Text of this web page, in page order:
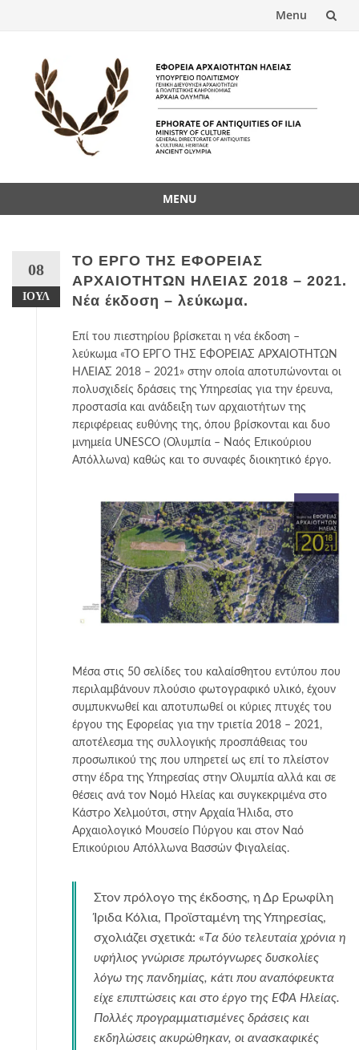
Menu
content
MENU
08
ΙΟΎΛ
ΤΟ ΕΡΓΟ ΤΗΣ ΕΦΟΡΕΙΑΣ
ΑΡΧΑΙΟΤΗΤΩΝ ΗΛΕΙΑΣ 2018 – 2021.
Νέα έκδοση – λεύκωμα.
Επί του πιεστηρίου βρίσκεται η νέα έκδοση –
λεύκωμα «ΤΟ ΕΡΓΟ ΤΗΣ ΕΦΟΡΕΙΑΣ ΑΡΧΑΙΟΤΗΤΩΝ
ΗΛΕΙΑΣ 2018 – 2021» στην οποία αποτυπώνονται οι
πολυσχιδείς δράσεις της Υπηρεσίας για την έρευνα,
προστασία και ανάδειξη των αρχαιοτήτων της
περιφέρειας ευθύνης της, όπου βρίσκονται και δυο
μνημεία UNESCO (Ολυμπία – Ναός Επικούριου
Απόλλωνα) καθώς και το συναφές διοικητικό έργο.
Μέσα στις 50 σελίδες του καλαίσθητου εντύπου που
περιλαμβάνουν πλούσιο φωτογραφικό υλικό, έχουν
συμπυκνωθεί και αποτυπωθεί οι κύριες πτυχές του
έργου της Εφορείας για την τριετία 2018 – 2021,
αποτέλεσμα της συλλογικής προσπάθειας του
προσωπικού της που υπηρετεί ως επί το πλείστον
στην έδρα της Υπηρεσίας στην Ολυμπία αλλά και σε
θέσεις ανά τον Νομό Ηλείας και συγκεκριμένα στο
Κάστρο Χελμούτσι, στην Αρχαία Ήλιδα, στο
Αρχαιολογικό Μουσείο Πύργου και στον Ναό
Επικούριου Απόλλωνα Βασσών Φιγαλείας.
Στον πρόλογο της έκδοσης, η Δρ Ερωφίλη
Ίριδα Κόλια, Προϊσταμένη της Υπηρεσίας,
σχολιάζει σχετικά: «Tα δύο τελευταία χρόνια η
υφήλιος γνώρισε πρωτόγνωρες δυσκολίες
λόγω της πανδημίας, κάτι που αναπόφευκτα
είχε επιπτώσεις και στο έργο της ΕΦΑ Ηλείας.
Πολλές προγραμματισμένες δράσεις και
εκδηλώσεις ακυρώθηκαν, οι ανασκαφικές